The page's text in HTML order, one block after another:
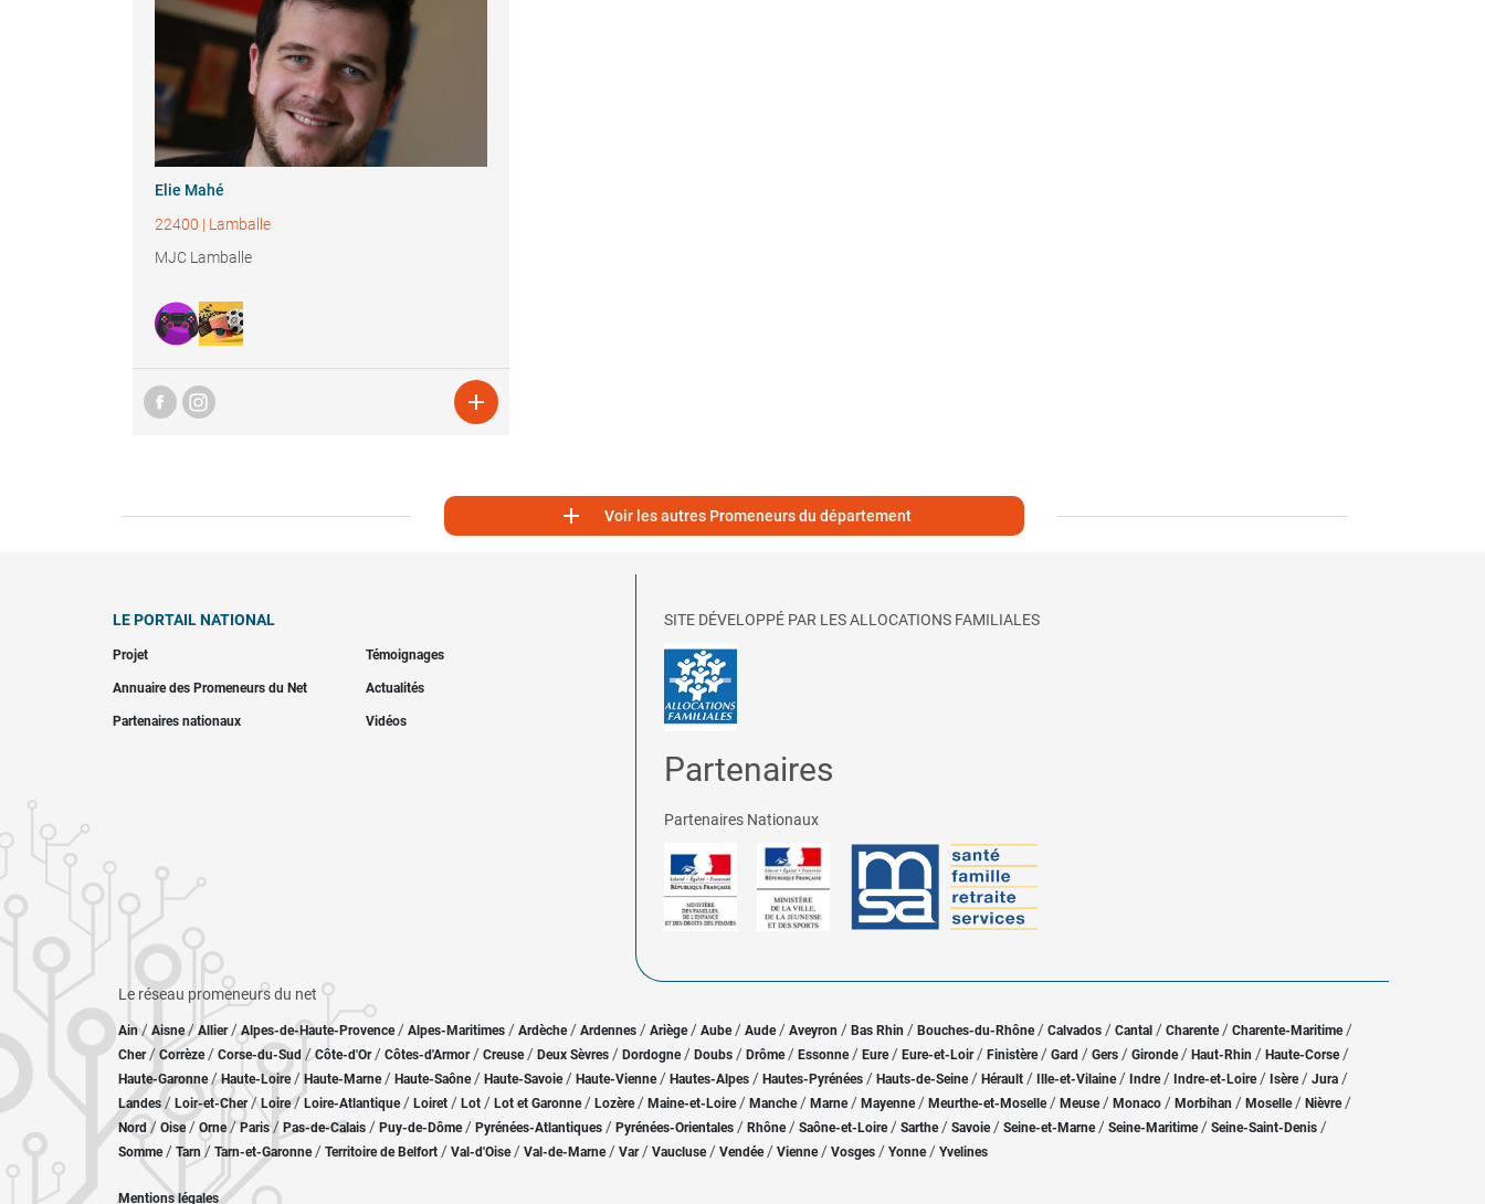
Elie Mahé
22400 | Lamballe
MJC Lamballe

 Voir les autres Promeneurs du département
LE PORTAIL NATIONAL
Projet Témoignages
Annuaire des Promeneurs du Net Actualités
Partenaires nationaux Vidéos
SITE DÉVELOPPÉ PAR LES ALLOCATIONS FAMILIALES
Partenaires
Partenaires Nationaux
Le réseau promeneurs du net
Ain/ Aisne/Allier/ Alpes-de-Haute-Provence / Alpes-Maritimes / Ardèche/ Ardennes / Ariège/ Aube/ Aude / Aveyron / Bas Rhin / Bouches-du-Rhône/ Calvados / Cantal / Charente / Charente-Maritime/
Cher / Corrèze/ Corse-du-Sud /Côte-d'Or / Côtes-d'Armor/ Creuse/ Deux Sèvres / Dordogne/ Doubs / Drôme/ Essonne / Eure/ Eure-et-Loir / Finistère/ Gard / Gers / Gironde/ Haut-Rhin / Haute-Corse/
Haute-Garonne/Haute-Loire/ Haute-Marne/ Haute-Saône/ Haute-Savoie/ Haute-Vienne/ Hautes-Alpes / Hautes-Pyrénées / Hauts-de-Seine/ Hérault / Ille-et-Vilaine/ Indre/ Indre-et-Loire/ Isère/ Jura /
Landes / Loir-et-Cher/ Loire/ Loire-Atlantique/ Loiret / Lot / Lot et Garonne/ Lozère / Maine-et-Loire/ Manche/ Marne/ Mayenne/ Meurthe-et-Moselle/ Meuse/ Monaco / Morbihan / Moselle/ Nièvre /
Nord / Oise / Orne/Paris / Pas-de-Calais / Puy-de-Dôme/ Pyrénées-Atlantiques / Pyrénées-Orientales / Rhône/ Saône-et-Loire/ Sarthe/ Savoie/ Seine-et-Marne/ Seine-Maritime/ Seine-Saint-Denis /
Somme/ Tarn / Tarn-et-Garonne/ Territoire de Belfort / Val-d'Oise/ Val-de-Marne/ Var/ Vaucluse/ Vendée/ Vienne/ Vosges / Yonne/ Yvelines
Mentions légales